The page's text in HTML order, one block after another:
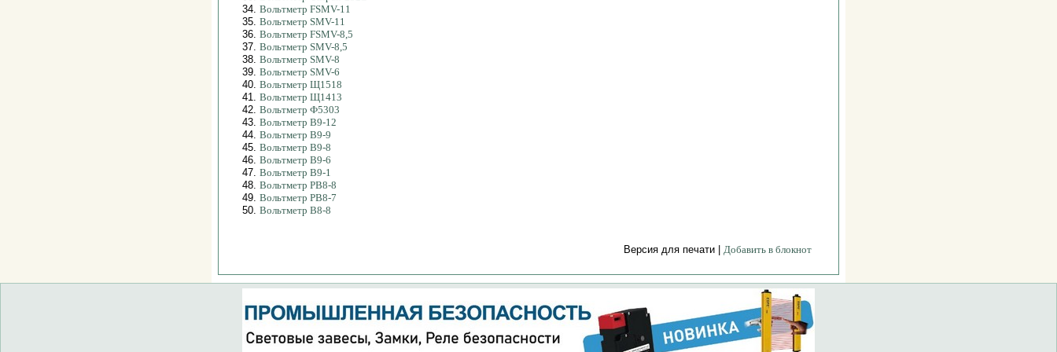
34. Вольтметр FSMV-11
35. Вольтметр SMV-11
36. Вольтметр FSMV-8,5
37. Вольтметр SMV-8,5
38. Вольтметр SMV-8
39. Вольтметр SMV-6
40. Вольтметр Щ1518
41. Вольтметр Щ1413
42. Вольтметр Ф5303
43. Вольтметр В9-12
44. Вольтметр В9-9
45. Вольтметр В9-8
46. Вольтметр В9-6
47. Вольтметр В9-1
48. Вольтметр РВ8-8
49. Вольтметр РВ8-7
50. Вольтметр В8-8
Версия для печати | Добавить в блокнот